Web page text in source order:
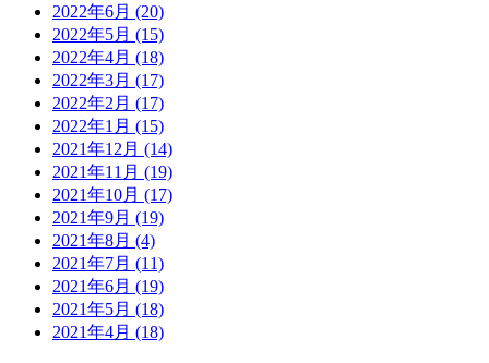
2022年6月 (20)
2022年5月 (15)
2022年4月 (18)
2022年3月 (17)
2022年2月 (17)
2022年1月 (15)
2021年12月 (14)
2021年11月 (19)
2021年10月 (17)
2021年9月 (19)
2021年8月 (4)
2021年7月 (11)
2021年6月 (19)
2021年5月 (18)
2021年4月 (18)